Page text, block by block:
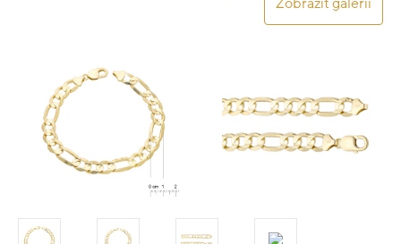
Zobrazit galerii